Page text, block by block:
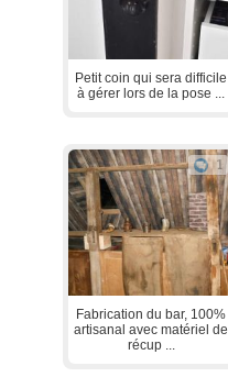
Petit coin qui sera difficile
à gérer lors de la pose ...
1
Fabrication du bar, 100%
artisanal avec matériel de
récup ...